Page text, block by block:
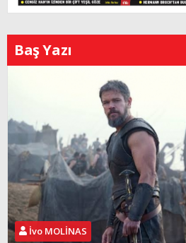
Baş Yazı
İvo MOLİNAS